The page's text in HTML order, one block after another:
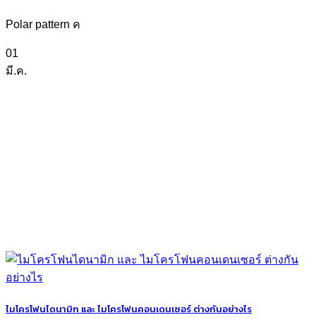
Polar pattern ค
01
มี.ค.
ไมโครโฟนไดนามิก และ ไมโครโฟนคอนเดนเซอร์ ต่างกันอย่างไร